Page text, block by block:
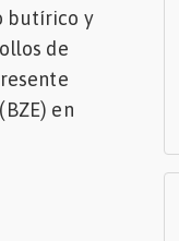
butírico y
de
en